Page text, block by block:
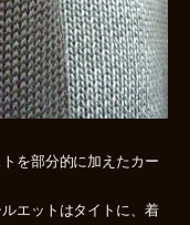
を部分的に加えたカー
エットはタイトに、着